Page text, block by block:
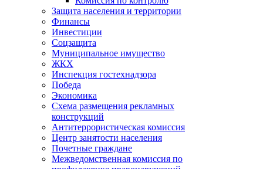
Защита населения и территории
Финансы
Инвестиции
Соцзащита
Муниципальное имущество
ЖКХ
Инспекция гостехнадзора
Победа
Экономика
Схема размещения рекламных
конструкций
Антитеррористическая комиссия
Центр занятости населения
Почетные граждане
Межведомственная комиссия по